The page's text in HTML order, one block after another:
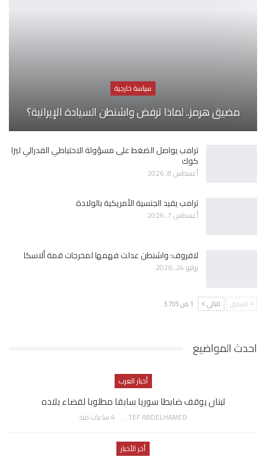
سياسة خارجية
مضيق هرمز.. لماذا ترفض واشنطن السيادة الإيرانية؟
ترامب يواصل الضغط على مسؤولة الاحتياطي الفدرالي ليزا
كوك
أغسطس 8, 2026
ترامب يقيد الجنسية الأمريكية بالولادة
أغسطس 7, 2026
لافروف: واشنطن عدلت فهمها لمخرجات قمة ألاسكا
يوليو 24, 2026
السابق التالي 1 من 3٬705
احدث المواضيع
أخبار العرب
لبنان يوقف ضابطا سوريا سابقا مطلوبا لقضاء بلاده
AWATEF ABDELHAMED 4 ساعات منذ
أخر الأخبار